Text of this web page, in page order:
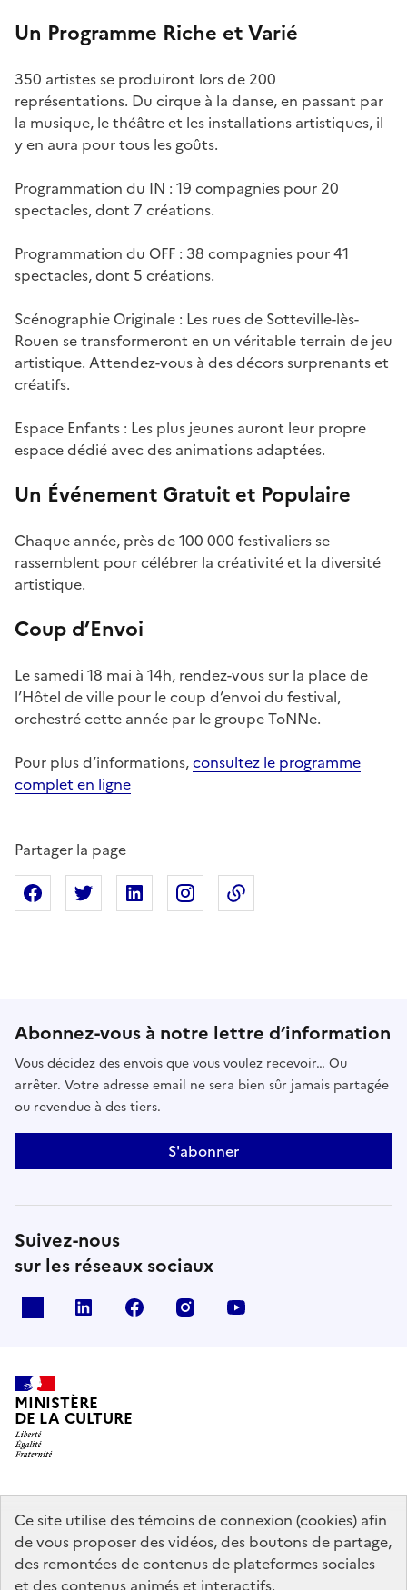
Ce site utilise des témoins de connexion (cookies) afin
de vous proposer des vidéos, des boutons de partage,
des remontées de contenus de plateformes sociales
et des contenus animés et interactifs.
Un Programme Riche et Varié
350 artistes se produiront lors de 200
représentations. Du cirque à la danse, en passant par
la musique, le théâtre et les installations artistiques, il
y en aura pour tous les goûts.
Programmation du IN : 19 compagnies pour 20
spectacles, dont 7 créations.
Programmation du OFF : 38 compagnies pour 41
spectacles, dont 5 créations.
Scénographie Originale : Les rues de Sotteville-lès-
Rouen se transformeront en un véritable terrain de jeu
artistique. Attendez-vous à des décors surprenants et
créatifs.
Espace Enfants : Les plus jeunes auront leur propre
espace dédié avec des animations adaptées.
Un Événement Gratuit et Populaire
Chaque année, près de 100 000 festivaliers se
rassemblent pour célébrer la créativité et la diversité
artistique.
Coup d’Envoi
Le samedi 18 mai à 14h, rendez-vous sur la place de
l’Hôtel de ville pour le coup d’envoi du festival,
orchestré cette année par le groupe ToNNe.
Pour plus d’informations,consultez le programme
complet en ligne
Partager la page
Partager sur Facebook
Partager sur XPartager sur Linkedin
Partager sur Instagram
Abonnez-vous à notre lettre d’information
Vous décidez des envois que vous voulez recevoir… Ou
arrêter. Votre adresse email ne sera bien sûr jamais partagée
ou revendue à des tiers.
S'abonner
Suivez-nous
sur les réseaux sociaux
linkedin facebook instagram
MINISTÈRE
DE LA CULTURE
data.gouv.fr legifrance.gouv.fr
info.gouv.fr
service-public.gouv.fr